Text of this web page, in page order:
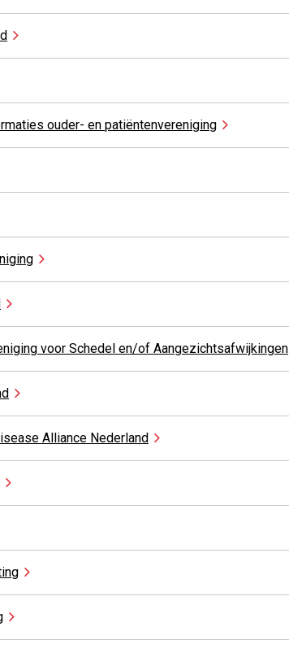
ouder- en patiëntenvereniging
voor Schedel en/of Aangezichtsafwijkingen
Alliance Nederland